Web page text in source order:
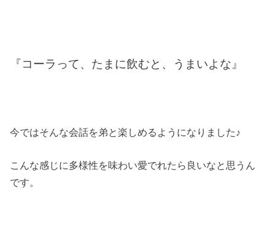
『コーラって、たまに飲むと、うまいよな』
今ではそんな会話を弟と楽しめるようになりました♪
こんな感じに多様性を味わい愛でれたら良いなと思うん
です。